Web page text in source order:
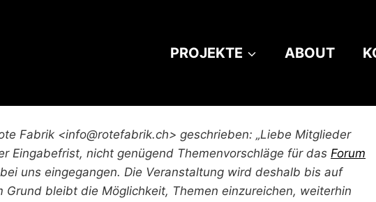
PROJEKTE ABOUT
Fabrik <info@rotefabrik.ch> geschrieben: „Liebe Mitglieder
Eingabefrist, nicht genügend Themenvorschläge für das Forum
uns eingegangen. Die Veranstaltung wird deshalb bis auf
Grund bleibt die Möglichkeit, Themen einzureichen, weiterhin